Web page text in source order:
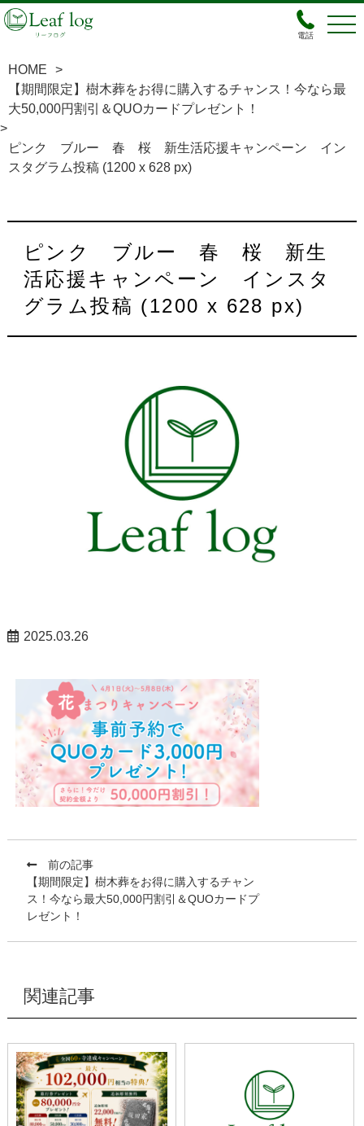
電話
HOME
>
【期間限定】樹木葬をお得に購入するチャンス！今なら最
大50,000円割引＆QUOカードプレゼント！
>
ピンク ブルー 春 桜 新生活応援キャンペーン イン
スタグラム投稿 (1200 x 628 px)
ピンク ブルー 春 桜 新生
活応援キャンペーン インスタ
グラム投稿 (1200 x 628 px)
2025.03.26
前の記事
【期間限定】樹木葬をお得に購入するチャン
ス！今なら最大50,000円割引＆QUOカードプ
レゼント！
関連記事